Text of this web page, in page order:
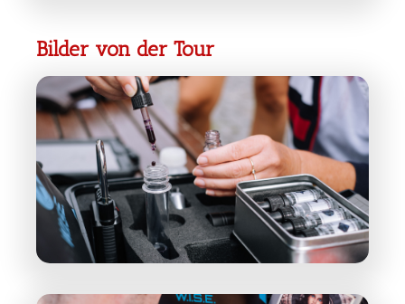
Bilder von der Tour